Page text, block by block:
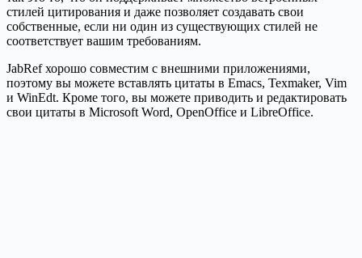
стилей цитирования и даже позволяет создавать свои
собственные, если ни один из существующих стилей не
соответствует вашим требованиям.
JabRef хорошо совместим с внешними приложениями,
поэтому вы можете вставлять цитаты в Emacs, Texmaker, Vim
и WinEdt. Кроме того, вы можете приводить и редактировать
свои цитаты в Microsoft Word, OpenOffice и LibreOffice.